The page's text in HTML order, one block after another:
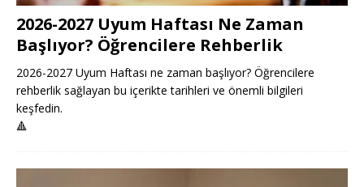
2026-2027 Uyum Haftası Ne Zaman
Başlıyor? Öğrencilere Rehberlik
2026-2027 Uyum Haftası ne zaman başlıyor? Öğrencilere
rehberlik sağlayan bu içerikte tarihleri ve önemli bilgileri
keşfedin.
🔺